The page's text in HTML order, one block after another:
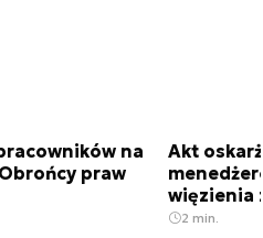
na
praw
Akt
więzienia
2 min.